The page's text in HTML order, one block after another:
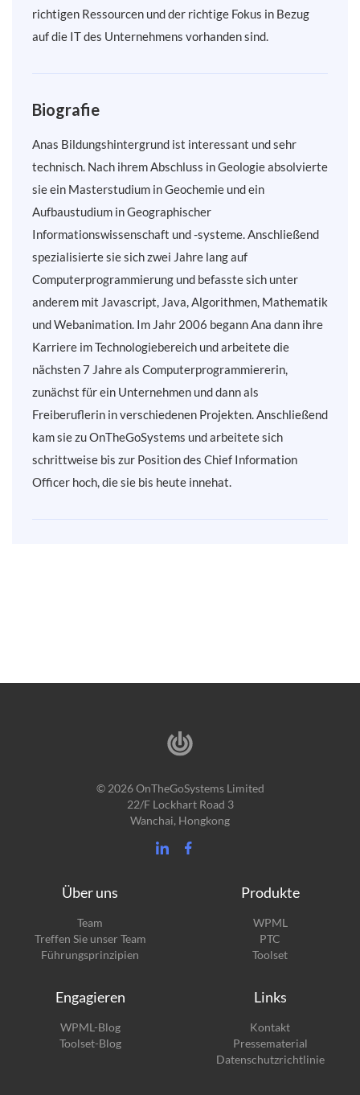
richtigen Ressourcen und der richtige Fokus in Bezug
auf die IT des Unternehmens vorhanden sind.
Biografie
Anas Bildungshintergrund ist interessant und sehr
technisch. Nach ihrem Abschluss in Geologie absolvierte
sie ein Masterstudium in Geochemie und ein
Aufbaustudium in Geographischer
Informationswissenschaft und -systeme. Anschließend
spezialisierte sie sich zwei Jahre lang auf
Computerprogrammierung und befasste sich unter
anderem mit Javascript, Java, Algorithmen, Mathematik
und Webanimation. Im Jahr 2006 begann Ana dann ihre
Karriere im Technologiebereich und arbeitete die
nächsten 7 Jahre als Computerprogrammiererin,
zunächst für ein Unternehmen und dann als
Freiberuflerin in verschiedenen Projekten. Anschließend
kam sie zu OnTheGoSystems und arbeitete sich
schrittweise bis zur Position des Chief Information
Officer hoch, die sie bis heute innehat.
© 2026 OnTheGoSystems Limited
22/F Lockhart Road 3
Wanchai, Hongkong
Über uns
Team
Treffen Sie unser Team
Führungsprinzipien
Produkte
WPML
in
PTC
sich
neuen
Toolset(öffnet
Fenster)
Engagieren
WPML-Blog(öffnet
sich
Toolset-Blog(öffnet
Links
Kontakt
Pressematerial
Datenschutzrichtlinie